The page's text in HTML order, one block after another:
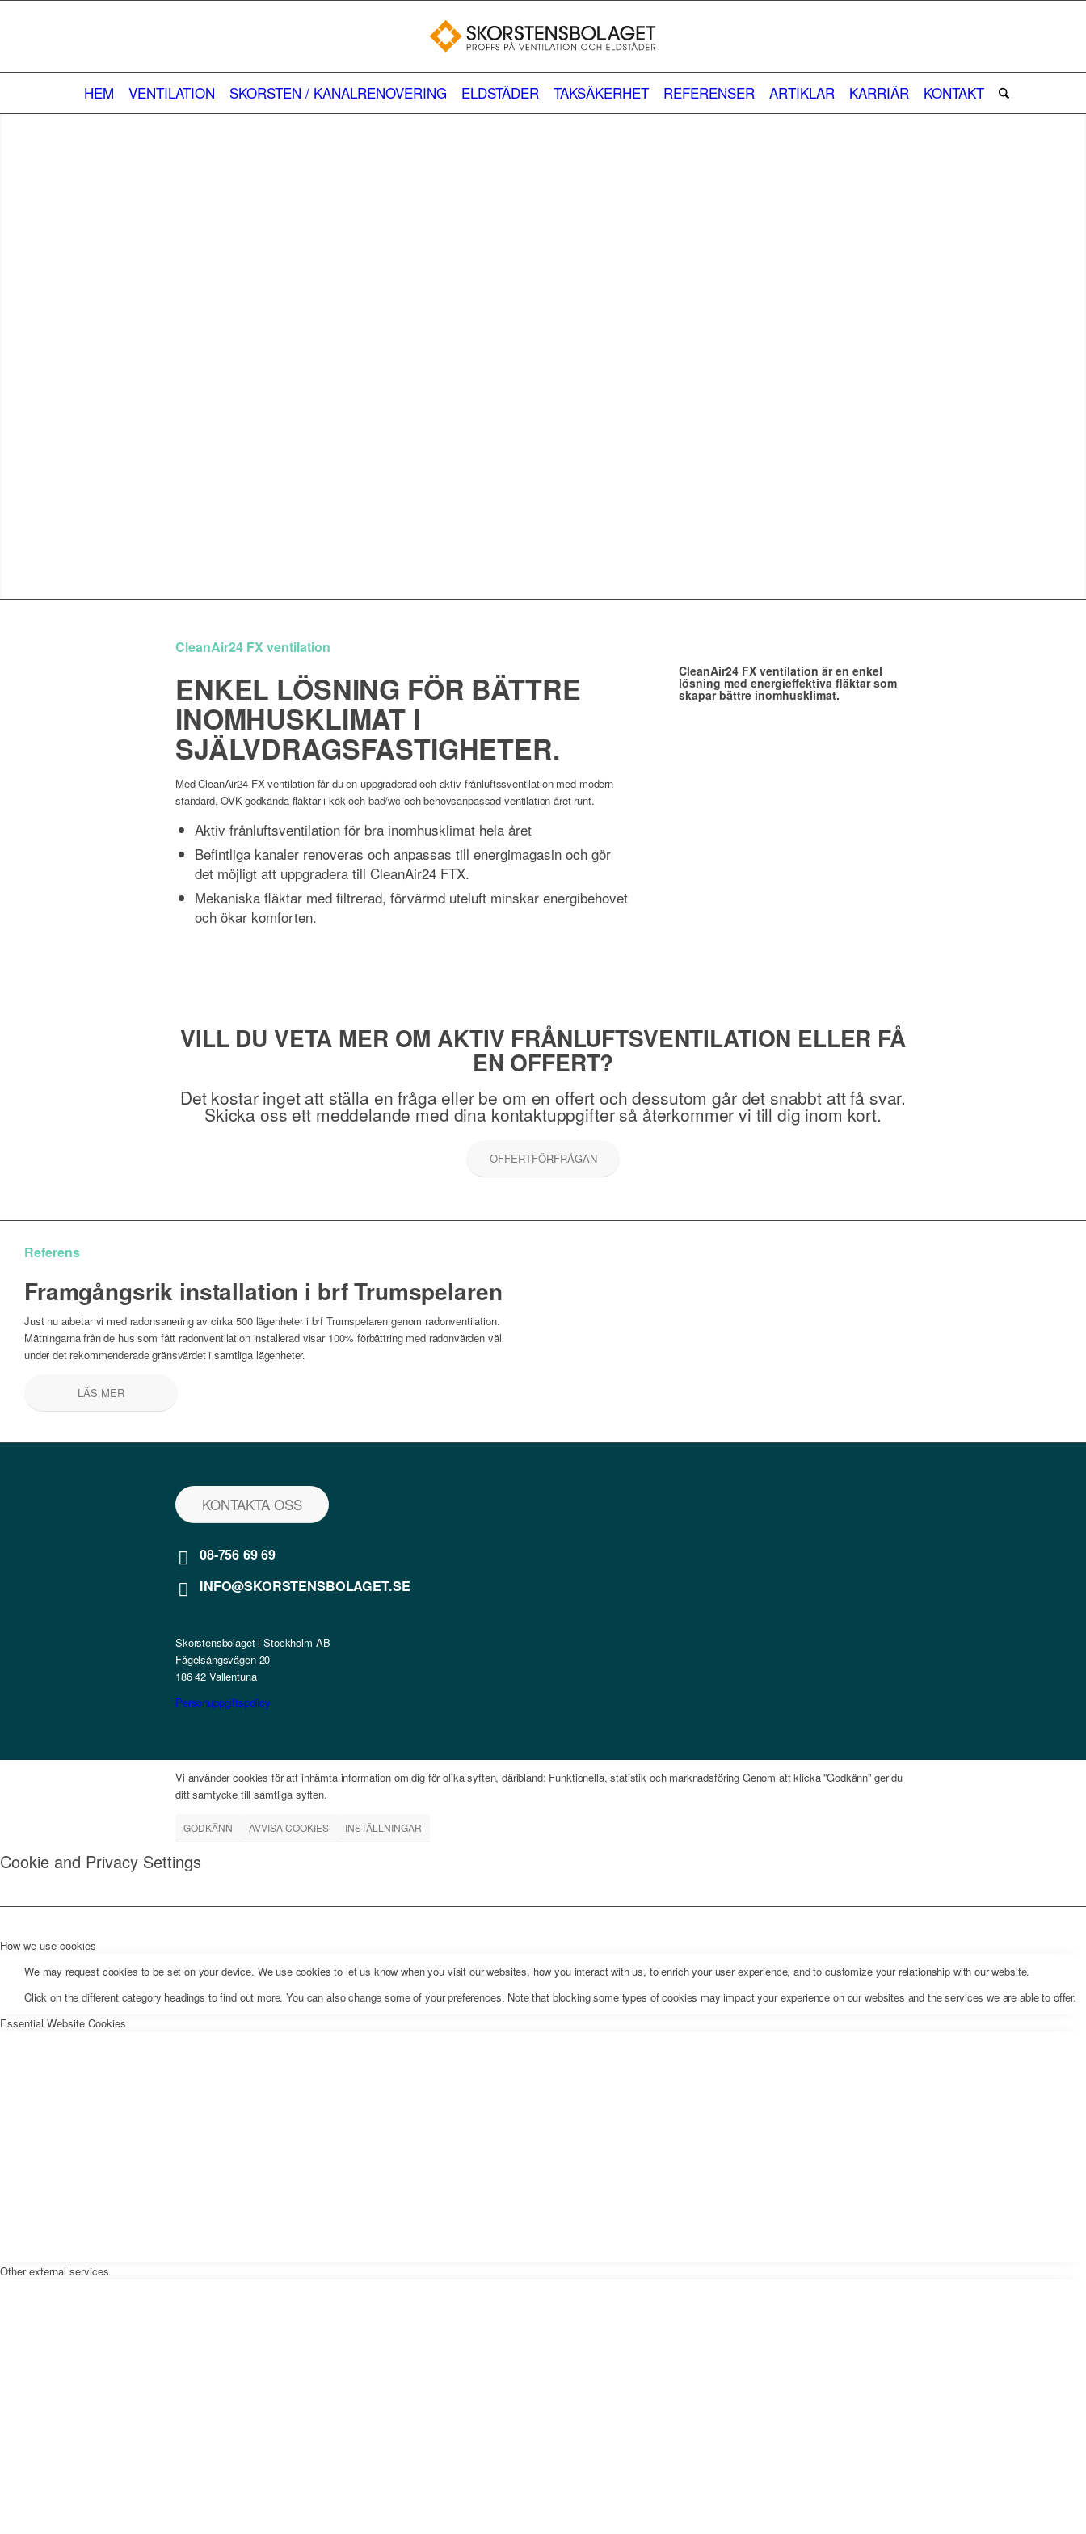
HEM VENTILATION SKORSTEN / KANALRENOVERING ELDSTÄDER TAKSÄKERHET REFERENSER ARTIKLAR KARRIÄR KONTAKT
CleanAir24 FX ventilation
ENKEL LÖSNING FÖR BÄTTRE
INOMHUSKLIMAT I
SJÄLVDRAGSFASTIGHETER.
Med CleanAir24 FX ventilation får du en uppgraderad och aktiv frånluftssventilation med modern
standard, OVK-godkända fläktar i kök och bad/wc och behovsanpassad ventilation året runt.
Aktiv frånluftsventilation för bra inomhusklimat hela året
Befintliga kanaler renoveras och anpassas till energimagasin och gör
det möjligt att uppgradera till CleanAir24 FTX.
Mekaniska fläktar med filtrerad, förvärmd uteluft minskar energibehovet
och ökar komforten.
CleanAir24 FX ventilation är en enkel
lösning med energieffektiva fläktar som
skapar bättre inomhusklimat.
VILL DU VETA MER OM AKTIV FRÅNLUFTSVENTILATION ELLER FÅ
EN OFFERT?
Det kostar inget att ställa en fråga eller be om en offert och dessutom går det snabbt att få svar.
Skicka oss ett meddelande med dina kontaktuppgifter så återkommer vi till dig inom kort.
OFFERTFÖRFRÅGAN
Referens
Framgångsrik installation i brf Trumspelaren
Just nu arbetar vi med radonsanering av cirka 500 lägenheter i brf Trumspelaren genom radonventilation.
Mätningarna från de hus som fått radonventilation installerad visar 100% förbättring med radonvärden väl
under det rekommenderade gränsvärdet i samtliga lägenheter.
LÄS MER
KONTAKTA OSS
08-756 69 69
INFO@SKORSTENSBOLAGET.SE
Skorstensbolaget i Stockholm AB
Fågelsångsvägen 20
186 42 Vallentuna
Personuppgiftspolicy
Vi använder cookies för att inhämta information om dig för olika syften, däribland: Funktionella, statistik och marknadsföring Genom att klicka ”Godkänn” ger du
ditt samtycke till samtliga syften.
GODKÄNN AVVISA COOKIES INSTÄLLNINGAR
Cookie and Privacy Settings
How we use cookies
We may request cookies to be set on your device. We use cookies to let us know when you visit our websites, how you interact with us, to enrich your user experience, and to customize your relationship with our website.
Click on the different category headings to find out more. You can also change some of your preferences. Note that blocking some types of cookies may impact your experience on our websites and the services we are able to offer.
Essential Website Cookies
Other external services